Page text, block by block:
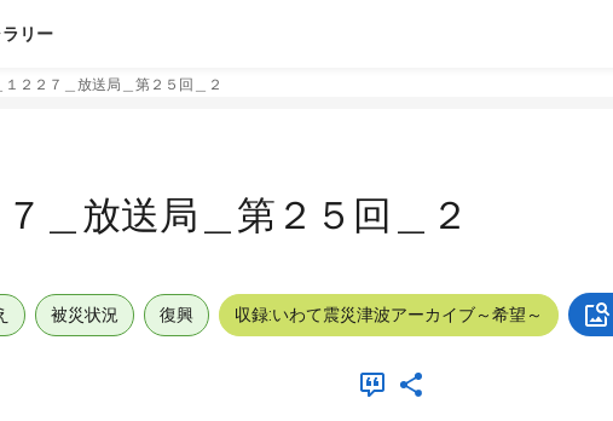
リー
１２２７＿放送局＿第２５回＿２
＿放送局＿第２５回＿２
被災状況 復興 収録:いわて震災津波アーカイブ～希望～